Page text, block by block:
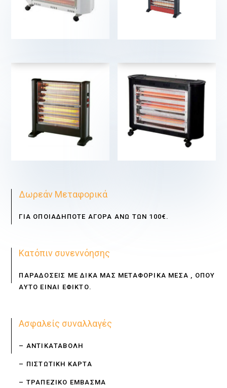
Δωρεάν Μεταφορικά
ΓΙΑ ΟΠΟΙΑΔΗΠΟΤΕ ΑΓΟΡΑ ΑΝΩ ΤΩΝ 100€.
Κατόπιν συνεννόησης
ΠΑΡΑΔΟΣΕΙΣ ΜΕ ΔΙΚΑ ΜΑΣ ΜΕΤΑΦΟΡΙΚΑ ΜΕΣΑ , ΟΠΟΥ
ΑΥΤΟ ΕΙΝΑΙ ΕΦΙΚΤΟ.
Ασφαλείς συναλλαγές
– ΑΝΤΙΚΑΤΑΒΟΛΗ
– ΠΙΣΤΩΤΙΚΗ ΚΑΡΤΑ
– ΤΡΑΠΕΖΙΚΟ ΕΜΒΑΣΜΑ